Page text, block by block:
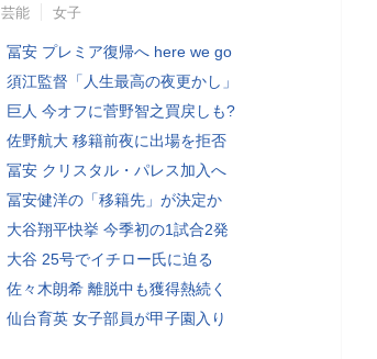
芸能 女子
冨安 プレミア復帰へ here we go
須江監督「人生最高の夜更かし」
巨人 今オフに菅野智之買戻しも?
佐野航大 移籍前夜に出場を拒否
冨安 クリスタル・パレス加入へ
冨安健洋の「移籍先」が決定か
大谷翔平快挙 今季初の1試合2発
大谷 25号でイチロー氏に迫る
佐々木朗希 離脱中も獲得熱続く
仙台育英 女子部員が甲子園入り